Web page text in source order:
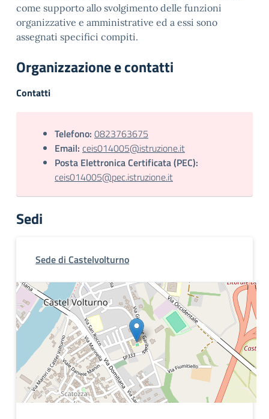
come supporto allo svolgimento delle funzioni
organizzative e amministrative ed a essi sono
assegnati specifici compiti.
Organizzazione e contatti
Contatti
Telefono: 0823763675
Email: ceis014005@istruzione.it
Posta Elettronica Certificata (PEC):
ceis014005@pec.istruzione.it
Sedi
Sede di Castelvolturno